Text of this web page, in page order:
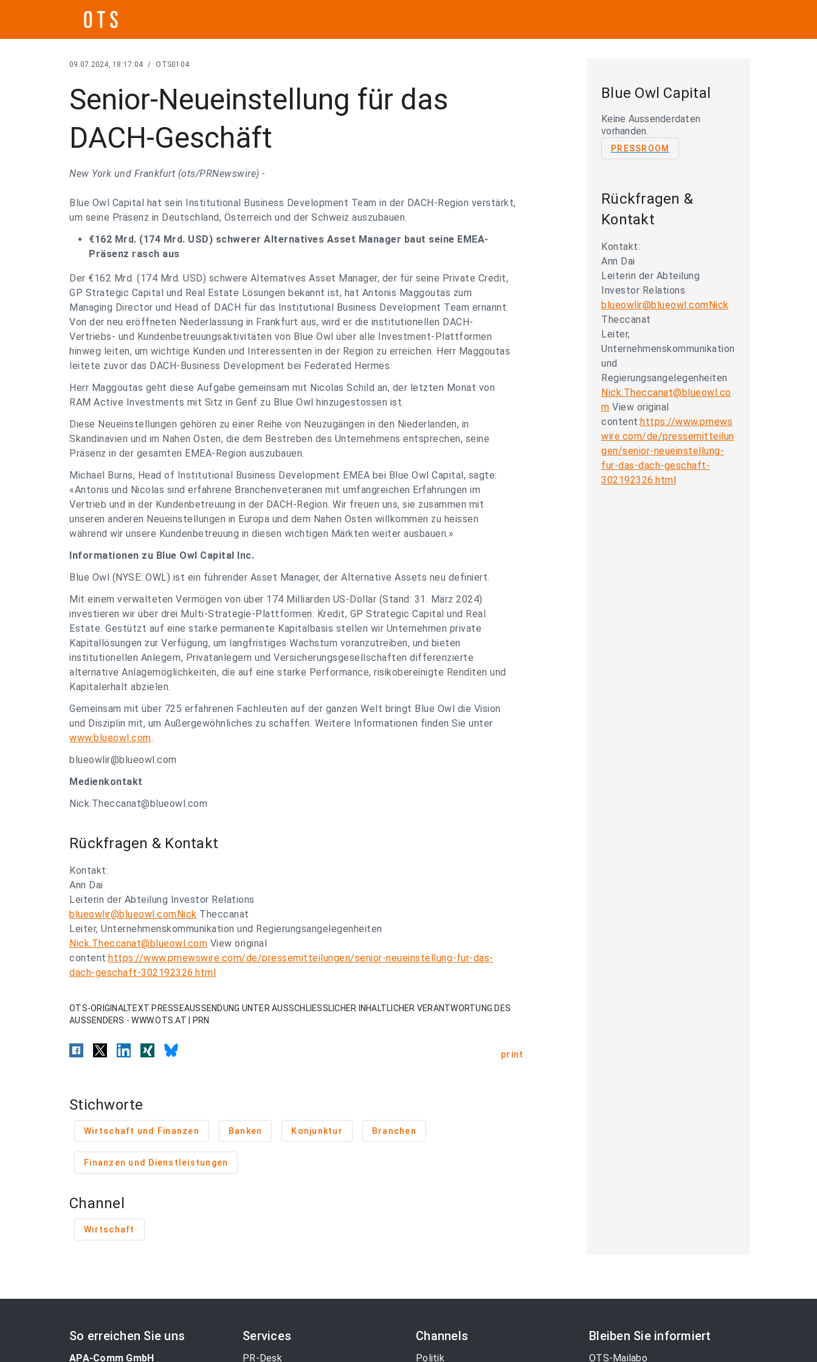
09.07.2024, 18:17:04 / OTS0104
Senior-Neueinstellung für das
DACH-Geschäft
New York und Frankfurt (ots/PRNewswire) -
Blue Owl Capital hat sein Institutional Business Development Team in der DACH-Region verstärkt,
um seine Präsenz in Deutschland, Österreich und der Schweiz auszubauen.
€162 Mrd. (174 Mrd. USD) schwerer Alternatives Asset Manager baut seine EMEA-
Präsenz rasch aus
Der €162 Mrd. (174 Mrd. USD) schwere Alternatives Asset Manager, der für seine Private Credit,
GP Strategic Capital und Real Estate Lösungen bekannt ist, hat Antonis Maggoutas zum
Managing Director und Head of DACH für das Institutional Business Development Team ernannt.
Von der neu eröffneten Niederlassung in Frankfurt aus, wird er die institutionellen DACH-
Vertriebs- und Kundenbetreuungsaktivitäten von Blue Owl über alle Investment-Plattformen
hinweg leiten, um wichtige Kunden und Interessenten in der Region zu erreichen. Herr Maggoutas
leitete zuvor das DACH-Business Development bei Federated Hermes.
Herr Maggoutas geht diese Aufgabe gemeinsam mit Nicolas Schild an, der letzten Monat von
RAM Active Investments mit Sitz in Genf zu Blue Owl hinzugestossen ist.
Diese Neueinstellungen gehören zu einer Reihe von Neuzugängen in den Niederlanden, in
Skandinavien und im Nahen Osten, die dem Bestreben des Unternehmens entsprechen, seine
Präsenz in der gesamten EMEA-Region auszubauen.
Michael Burns, Head of Institutional Business Development EMEA bei Blue Owl Capital, sagte:
«Antonis und Nicolas sind erfahrene Branchenveteranen mit umfangreichen Erfahrungen im
Vertrieb und in der Kundenbetreuung in der DACH-Region. Wir freuen uns, sie zusammen mit
unseren anderen Neueinstellungen in Europa und dem Nahen Osten willkommen zu heissen
während wir unsere Kundenbetreuung in diesen wichtigen Märkten weiter ausbauen.»
Informationen zu Blue Owl Capital Inc.
Blue Owl (NYSE: OWL) ist ein führender Asset Manager, der Alternative Assets neu definiert.
Mit einem verwalteten Vermögen von über 174 Milliarden US-Dollar (Stand: 31. März 2024)
investieren wir über drei Multi-Strategie-Plattformen: Kredit, GP Strategic Capital und Real
Estate. Gestützt auf eine starke permanente Kapitalbasis stellen wir Unternehmen private
Kapitallösungen zur Verfügung, um langfristiges Wachstum voranzutreiben, und bieten
institutionellen Anlegern, Privatanlegern und Versicherungsgesellschaften differenzierte
alternative Anlagemöglichkeiten, die auf eine starke Performance, risikobereinigte Renditen und
Kapitalerhalt abzielen.
Gemeinsam mit über 725 erfahrenen Fachleuten auf der ganzen Welt bringt Blue Owl die Vision
und Disziplin mit, um Außergewöhnliches zu schaffen. Weitere Informationen finden Sie unter
www.blueowl.com.
blueowlir@blueowl.com
Medienkontakt
Nick.Theccanat@blueowl.com
Rückfragen & Kontakt
Kontakt:
Ann Dai
Leiterin der Abteilung Investor Relations
blueowlir@blueowl.comNick Theccanat
Leiter, Unternehmenskommunikation und Regierungsangelegenheiten
Nick.Theccanat@blueowl.com View original
content:https://www.prnewswire.com/de/pressemitteilungen/senior-neueinstellung-fur-das-
dach-geschaft-302192326.html
OTS-ORIGINALTEXT PRESSEAUSSENDUNG UNTER AUSSCHLIESSLICHER INHALTLICHER VERANTWORTUNG DES
AUSSENDERS - WWW.OTS.AT | PRN
print
Stichworte
Wirtschaft und Finanzen Banken Konjunktur Branchen
Finanzen und Dienstleistungen
Channel
Wirtschaft
Blue Owl Capital
Keine Aussenderdaten
vorhanden.
PRESSROOM
Rückfragen &
Kontakt
Kontakt:
Ann Dai
Leiterin der Abteilung
Investor Relations
blueowlir@blueowl.comNick
Theccanat
Leiter,
Unternehmenskommunikation
und
Regierungsangelegenheiten
Nick.Theccanat@blueowl.co
m View original
content:https://www.prnews
wire.com/de/pressemitteilun
gen/senior-neueinstellung-
fur-das-dach-geschaft-
302192326.html
So erreichen Sie uns
APA-Comm GmbH
Services
PR-Desk
Channels
Politik
Bleiben Sie informiert
OTS-Mailabo